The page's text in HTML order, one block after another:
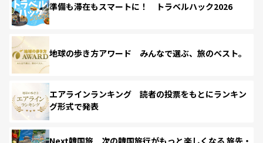
準備も滞在もスマートに！ トラベルハック2026
地球の歩き方アワード みんなで選ぶ、旅のベスト。
エアラインランキング 読者の投票をもとにランキン
グ形式で発表
Next韓国旅 次の韓国旅行がもっと楽しくなる 旅先・